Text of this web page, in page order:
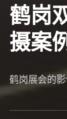
鹤岗
摄案
鹤岗展会的